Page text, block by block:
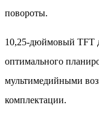
повороты.
10,25-дюймовый TFT
оптимального
мультимедийными
комплектации.